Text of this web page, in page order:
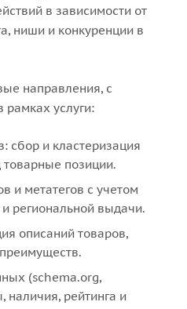
в зависимости от
ниши и конкуренции в
направления, с
услуги:
сбор и кластеризация
позиции.
и метатегов с учетом
региональной выдачи.
описаний товаров,
(schema.org,
наличия, рейтинга и